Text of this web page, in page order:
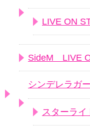
LIVE ON
SideM LIVE
シンデレラガ
スターライ